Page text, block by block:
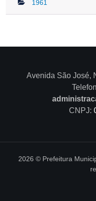
Avenida São José,
CNPJ:
2026 © Prefeitura